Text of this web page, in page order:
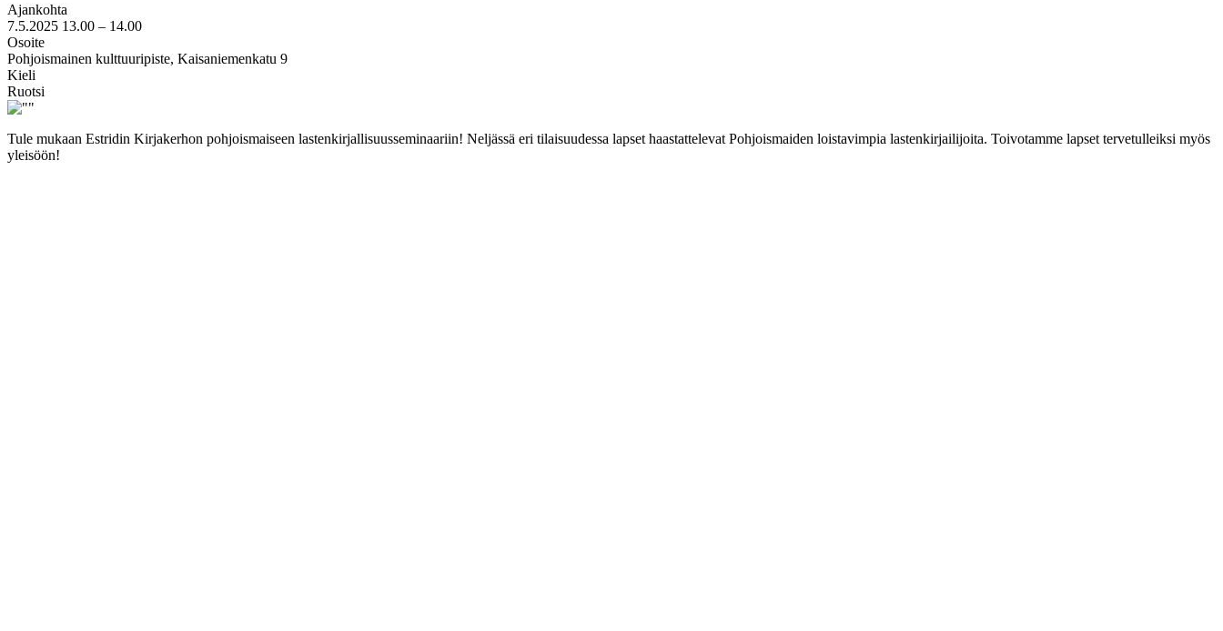
Ajankohta
7.5.2025 13.00 – 14.00
Osoite
Pohjoismainen kulttuuripiste, Kaisaniemenkatu 9
Kieli
Ruotsi
Tule mukaan Estridin Kirjakerhon pohjoismaiseen lastenkirjallisuusseminaariin! Neljässä eri tilaisuudessa lapset haastattelevat Pohjoismaiden loistavimpia lastenkirjailijoita. Toivotamme lapset tervetulleiksi myös
yleisöön!